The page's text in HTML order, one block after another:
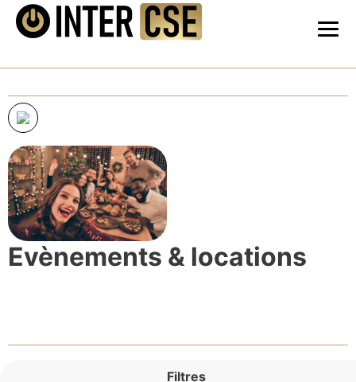
Evènements & locations
Filtres